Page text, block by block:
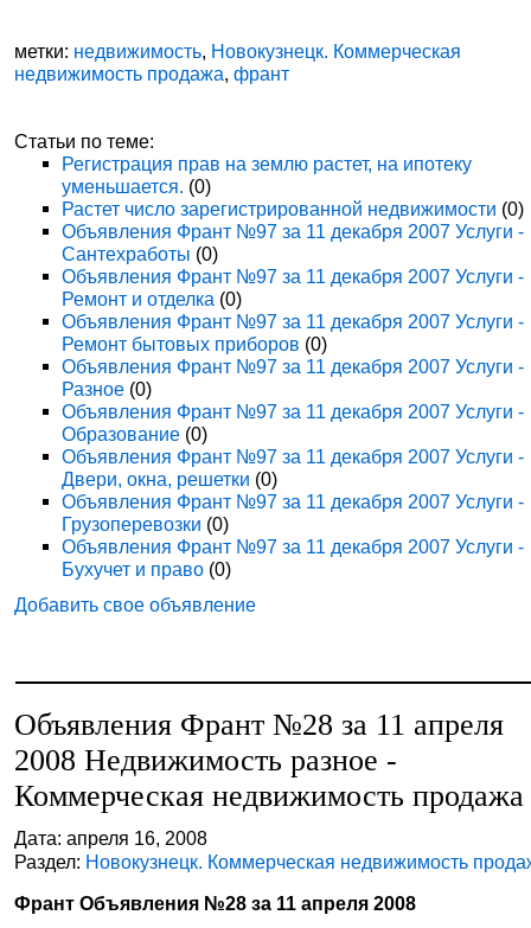
метки: недвижимость, Новокузнецк. Коммерческая
недвижимость продажа,франт
Статьи по теме:
Регистрация прав на землю растет, на ипотеку
уменьшается. (0)
Растет число зарегистрированной недвижимости (0)
Объявления Франт №97 за 11 декабря 2007 Услуги -
Сантехработы (0)
Объявления Франт №97 за 11 декабря 2007 Услуги -
Ремонт и отделка (0)
Объявления Франт №97 за 11 декабря 2007 Услуги -
Ремонт бытовых приборов (0)
Объявления Франт №97 за 11 декабря 2007 Услуги -
Разное (0)
Объявления Франт №97 за 11 декабря 2007 Услуги -
Образование (0)
Объявления Франт №97 за 11 декабря 2007 Услуги -
Двери, окна, решетки (0)
Объявления Франт №97 за 11 декабря 2007 Услуги -
Грузоперевозки (0)
Объявления Франт №97 за 11 декабря 2007 Услуги -
Бухучет и право (0)
Добавить свое объявление
Объявления Франт №28 за 11 апреля
2008 Недвижимость разное -
Коммерческая недвижимость продажа
Дата: апреля 16, 2008
Раздел: Новокузнецк. Коммерческая недвижимость
Франт Объявления №28 за 11 апреля 2008